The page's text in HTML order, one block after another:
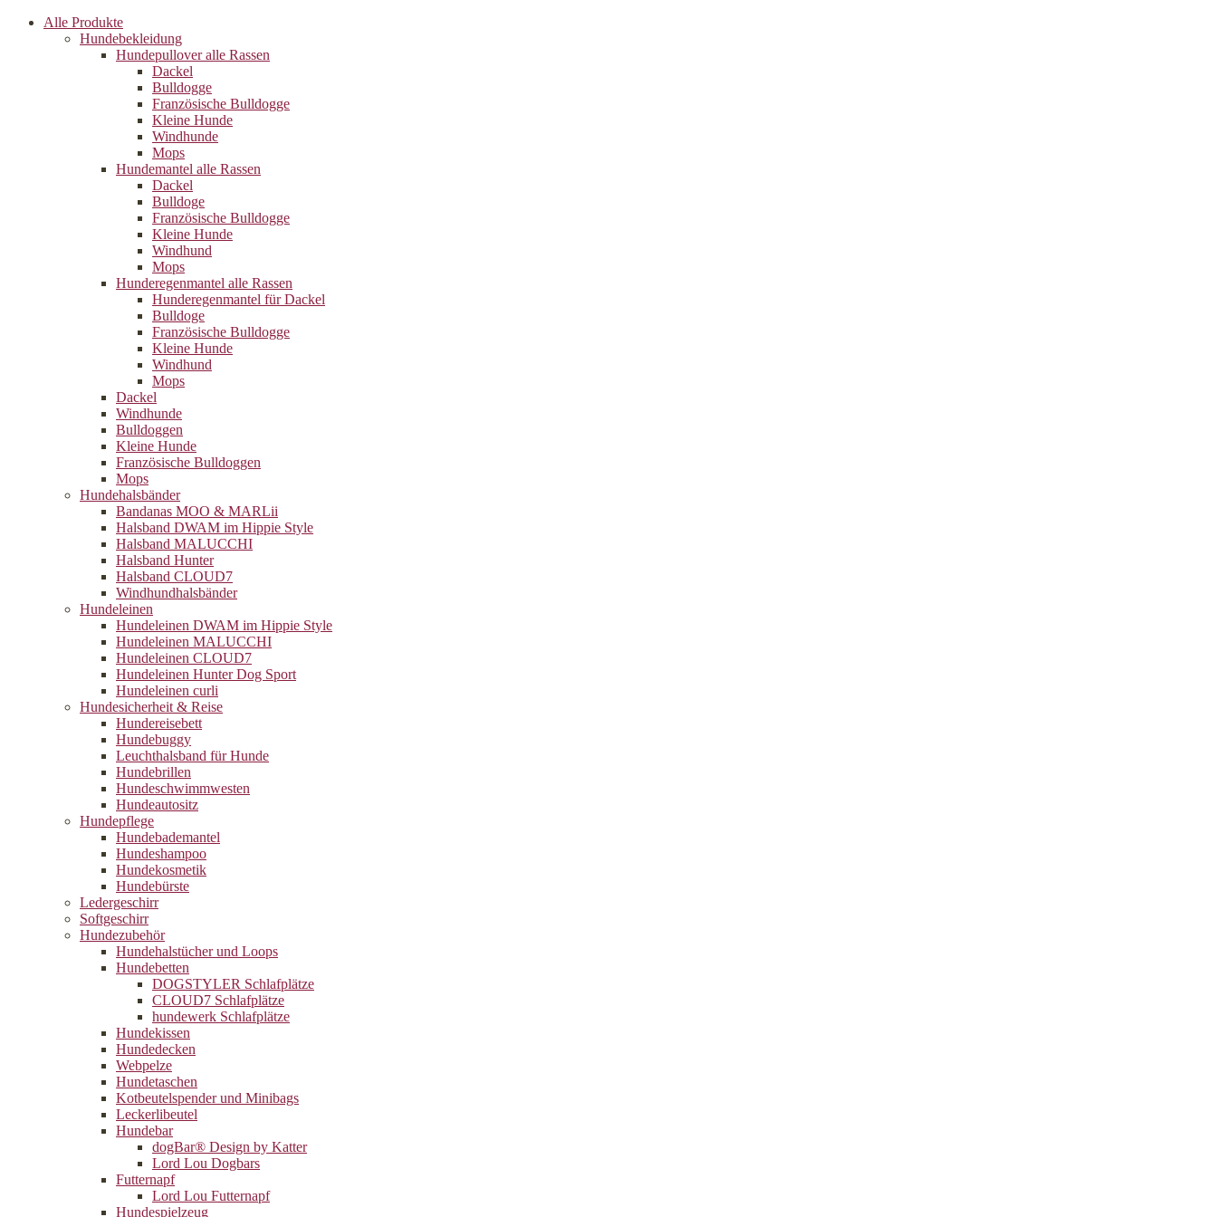
Alle Produkte
Hundebekleidung
Hundepullover alle Rassen
Dackel
Bulldogge
Französische Bulldogge
Kleine Hunde
Windhunde
Mops
Hundemantel alle Rassen
Dackel
Bulldoge
Französische Bulldogge
Kleine Hunde
Windhund
Mops
Hunderegenman­tel alle Rassen
Hunderegenmantel für Dackel
Bulldoge
Französische Bulldogge
Kleine Hunde
Windhund
Mops
Dackel
Windhunde
Bulldoggen
Kleine Hunde
Französische Bulldoggen
Mops
Hundehalsbänder
Bandanas MOO & MARLii
Halsband DWAM im Hippie Style
Halsband MALUCCHI
Halsband Hunter
Halsband CLOUD7
Windhundhalsbänder
Hundeleinen
Hundeleinen DWAM im Hippie Style
Hundeleinen MALUCCHI
Hundeleinen CLOUD7
Hundeleinen Hunter Dog Sport
Hundeleinen curli
Hundesicherheit & Reise
Hundereisebett
Hundebuggy
Leuchthalsband für Hunde
Hundebrillen
Hundeschwimmwesten
Hundeautositz
Hundepflege
Hundebademantel
Hundeshampoo
Hundekosmetik
Hundebürste
Ledergeschirr
Softgeschirr
Hundezubehör
Hundehalstücher und Loops
Hundebetten
DOGSTYLER Schlafplätze
CLOUD7 Schlafplätze
hundewerk Schlafplätze
Hundekissen
Hundedecken
Webpelze
Hundetaschen
Kotbeutelspender und Minibags
Leckerlibeutel
Hundebar
dogBar® Design by Katter
Lord Lou Dogbars
Futternapf
Lord Lou Futternapf
Hundespielzeug